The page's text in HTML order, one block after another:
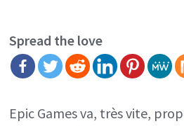
Spread the love
Epic Games va, très vite,